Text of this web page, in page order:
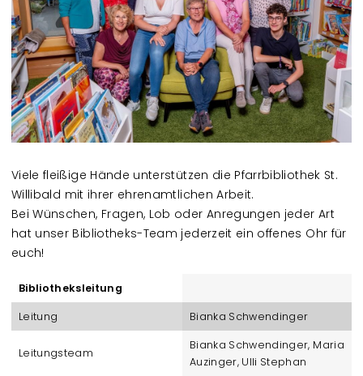
Viele fleißige Hände unterstützen die Pfarrbibliothek St.
Willibald mit ihrer ehrenamtlichen Arbeit.
Bei Wünschen, Fragen, Lob oder Anregungen jeder Art
hat unser Bibliotheks-Team jederzeit ein offenes Ohr für
euch!
Bibliotheksleitung
Leitung Bianka Schwendinger
Leitungsteam
Bianka Schwendinger, Maria
Auzinger, Ulli Stephan